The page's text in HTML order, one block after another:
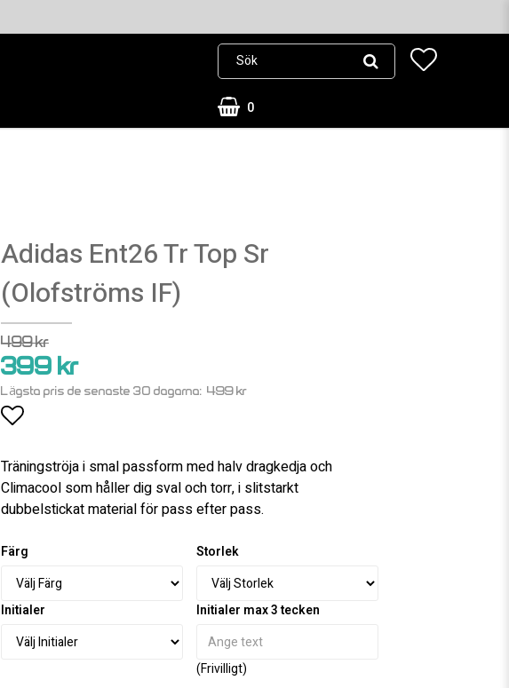
0
Adidas Ent26 Tr Top Sr
(Olofströms IF)
499 kr
399 kr
Lägsta pris de senaste 30 dagarna 499 kr
Lägg till i favoritlistan
Träningströja i smal passform med halv dragkedja och
Climacool som håller dig sval och torr, i slitstarkt
dubbelstickat material för pass efter pass.
Färg Storlek
Initialer Initialer max 3 tecken
(Frivilligt)